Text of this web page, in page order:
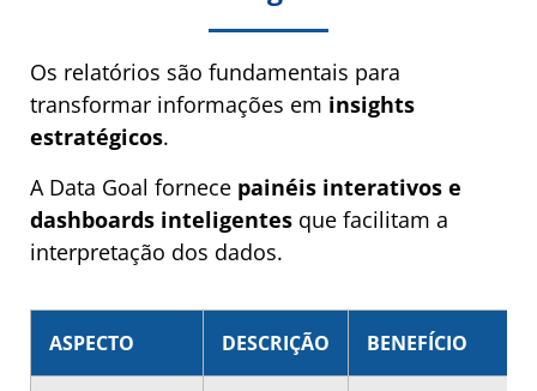
Os relatórios são fundamentais para
transformar informações em insights
estratégicos.
A Data Goal fornece painéis interativos e
dashboards inteligentes que facilitam a
interpretação dos dados.
ASPECTO DESCRIÇÃO BENEFÍCIO